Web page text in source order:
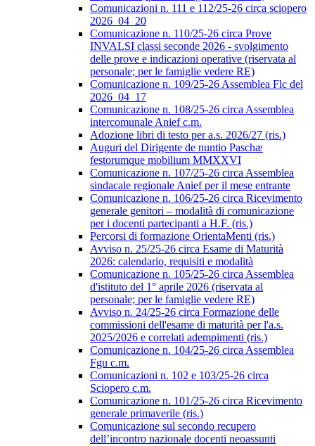
Comunicazioni n. 111 e 112/25-26 circa sciopero
2026_04_20
Comunicazione n. 110/25-26 circa Prove
INVALSI classi seconde 2026 - svolgimento
delle prove e indicazioni operative (riservata al
personale; per le famiglie vedere RE)
Comunicazione n. 109/25-26 Assemblea Flc del
2026_04_17
Comunicazione n. 108/25-26 circa Assemblea
intercomunale Anief c.m.
Adozione libri di testo per a.s. 2026/27 (ris.)
Auguri del Dirigente de nuntio Paschæ
festorumque mobilium MMXXVI
Comunicazione n. 107/25-26 circa Assemblea
sindacale regionale Anief per il mese entrante
Comunicazione n. 106/25-26 circa Ricevimento
generale genitori – modalità di comunicazione
per i docenti partecipanti a H.F. (ris.)
Percorsi di formazione OrientaMenti (ris.)
Avviso n. 25/25-26 circa Esame di Maturità
2026: calendario, requisiti e modalità
Comunicazione n. 105/25-26 circa Assemblea
d'istituto del 1° aprile 2026 (riservata al
personale; per le famiglie vedere RE)
Avviso n. 24/25-26 circa Formazione delle
commissioni dell'esame di maturità per l'a.s.
2025/2026 e correlati adempimenti (ris.)
Comunicazione n. 104/25-26 circa Assemblea
Fgu c.m.
Comunicazioni n. 102 e 103/25-26 circa
Sciopero c.m.
Comunicazione n. 101/25-26 circa Ricevimento
generale primaverile (ris.)
Comunicazione sul secondo recupero
dell’incontro nazionale docenti neoassunti